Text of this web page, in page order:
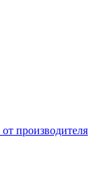
производителя